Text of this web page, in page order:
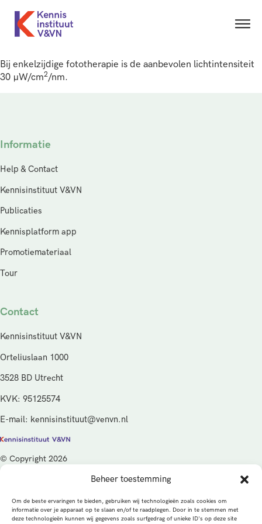
Beheer toestemming
Om de beste ervaringen te bieden, gebruiken wij technologieën zoals cookies om
informatie over je apparaat op te slaan en/of te raadplegen. Door in te stemmen met
deze technologieën kunnen wij gegevens zoals surfgedrag of unieke ID's op deze site
Bij enkelzijdige fototherapie is de aanbevolen lichtintensiteit
30 µW/cm2/nm.
Informatie
Help & Contact
Kennisinstituut V&VN
Publicaties
Kennisplatform app
Promotiemateriaal
Tour
Contact
Kennisinstituut V&VN
Orteliuslaan 1000
3528 BD Utrecht
KVK: 95125574
E-mail: kennisinstituut@venvn.nl
© Copyright 2026
De activiteiten van het Kennisinstituut V&VN worden gefinancierd
vanuit de kwaliteitsgelden van het ministerie van Volksgezondheid,
Welzijn en Sport (VWS), beheerd door ZonMw.